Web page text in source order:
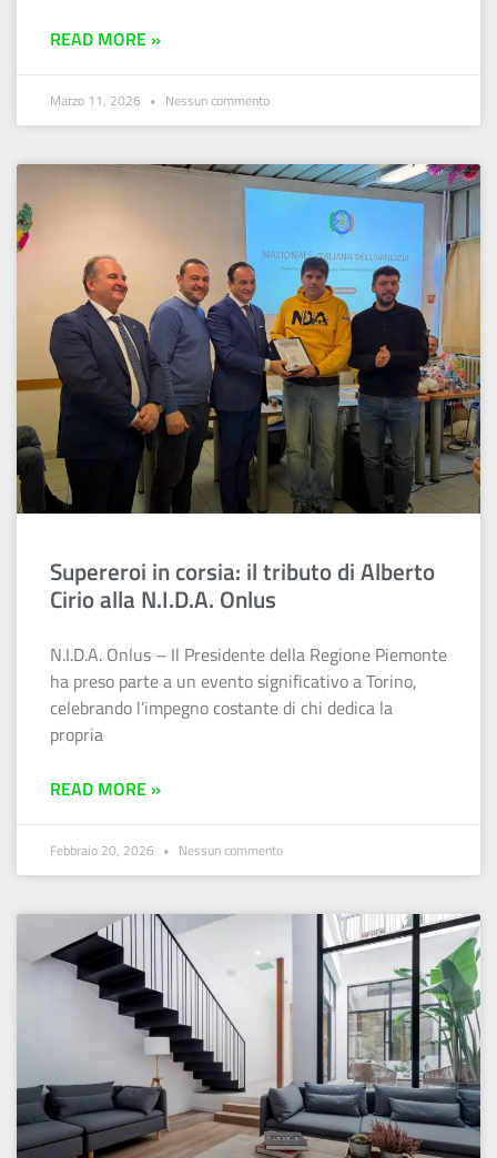
READ MORE »
Marzo 11, 2026 Nessun commento
Supereroi in corsia: il tributo di Alberto
Cirio alla N.I.D.A. Onlus
N.I.D.A. Onlus – Il Presidente della Regione Piemonte
ha preso parte a un evento significativo a Torino,
celebrando l’impegno costante di chi dedica la
propria
READ MORE »
Febbraio 20, 2026 Nessun commento